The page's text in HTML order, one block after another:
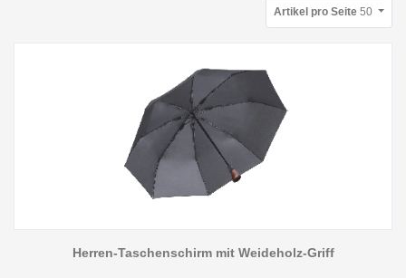
Artikel pro Seite 50
Herren-Taschenschirm mit Weideholz-Griff